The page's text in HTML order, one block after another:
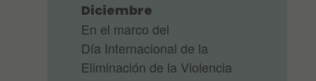
Diciembre
En el marco del
Día Internacional de la
Eliminación de la Violencia